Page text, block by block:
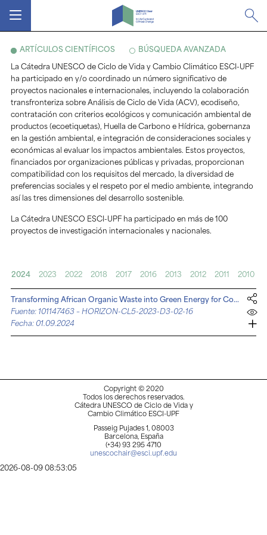
MENÚ
ARTÍCULOS CIENTÍFICOS BÚSQUEDA AVANZADA
La Cátedra UNESCO de Ciclo de Vida y Cambio Climático ESCI-UPF
ha participado en y/o coordinado un número significativo de
proyectos nacionales e internacionales, incluyendo la colaboración
transfronteriza sobre Análisis de Ciclo de Vida (ACV), ecodiseño,
contratación con criterios ecológicos y comunicación ambiental de
productos (ecoetiquetas), Huella de Carbono e Hídrica, gobernanza
en la gestión ambiental, e integración de consideraciones sociales y
económicas al evaluar los impactos ambientales. Estos proyectos,
financiados por organizaciones públicas y privadas, proporcionan
compatibilidad con los requisitos del mercado, la diversidad de
preferencias sociales y el respeto por el medio ambiente, integrando
así las tres dimensiones del desarrollo sostenible.
La Cátedra UNESCO ESCI-UPF ha participado en más de 100
proyectos de investigación internacionales y nacionales.
2024 2023 2022 2018 2017 2016 2013 2012 2011 2010
Transforming African Organic Waste into Green Energy for Cooling (1/9/2024- 31 /8/2028)
Fuente: 101147463 – HORIZON-CL5-2023-D3-02-16
Fecha: 01.09.2024
Copyright © 2020
Todos los derechos reservados.
Cátedra UNESCO de Ciclo de Vida y
Cambio Climático ESCI-UPF
Passeig Pujades 1, 08003
Barcelona, España
(+34) 93 295 4710
unescochair@esci.upf.edu
2026-08-09 08:53:05